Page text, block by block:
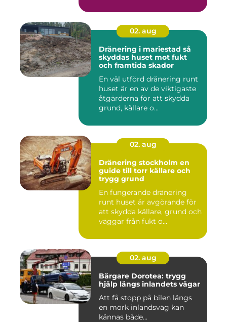
02. aug
Dränering i mariestad så
skyddas huset mot fukt
och framtida skador
En väl utförd dränering runt
huset är en av de viktigaste
åtgärderna för att skydda
grund, källare o...
02. aug
Dränering stockholm en
guide till torr källare och
trygg grund
En fungerande dränering
runt huset är avgörande för
att skydda källare, grund och
väggar från fukt o...
02. aug
Bärgare Dorotea: trygg
hjälp längs inlandets vägar
Att få stopp på bilen längs
en mörk inlandsväg kan
kännas både...